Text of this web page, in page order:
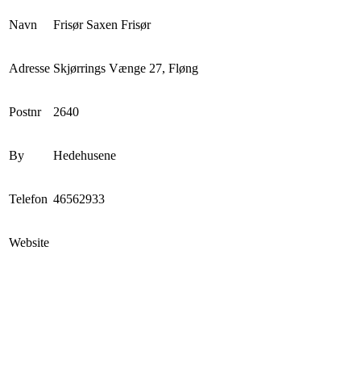
Navn Frisør Saxen Frisør
Adresse Skjørrings Vænge 27, Fløng
Postnr 2640
By Hedehusene
Telefon 46562933
Website